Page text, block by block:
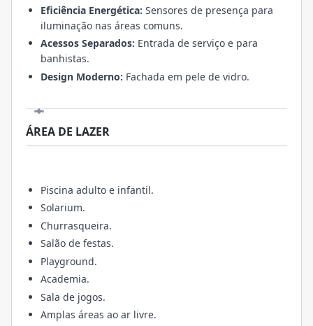
Eficiência Energética: Sensores de presença para
iluminação nas áreas comuns.
Acessos Separados: Entrada de serviço e para
banhistas.
Design Moderno: Fachada em pele de vidro.
ÁREA DE LAZER
Piscina adulto e infantil.
Solarium.
Churrasqueira.
Salão de festas.
Playground.
Academia.
Sala de jogos.
Amplas áreas ao ar livre.